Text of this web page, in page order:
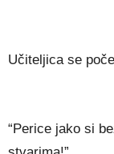
Učiteljica se
“Perice jako si